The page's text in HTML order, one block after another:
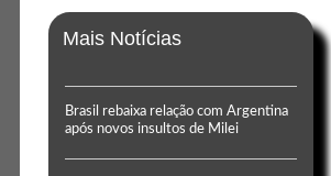
Mais Notícias
Brasil rebaixa relação com Argentina
após novos insultos de Milei